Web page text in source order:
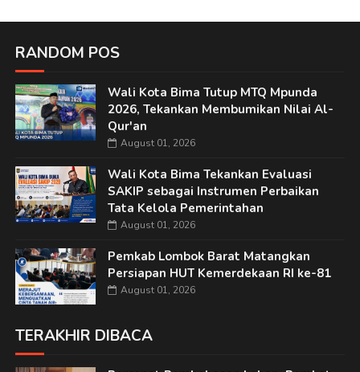
RANDOM POS
Wali Kota Bima Tutup MTQ Mpunda
2026, Tekankan Membumikan Nilai Al-
Qur'an
August 01, 2026
Wali Kota Bima Tekankan Evaluasi
SAKIP sebagai Instrumen Perbaikan
Tata Kelola Pemerintahan
August 01, 2026
Pemkab Lombok Barat Matangkan
Persiapan HUT Kemerdekaan RI ke-81
August 01, 2026
TERAKHIR DIBACA